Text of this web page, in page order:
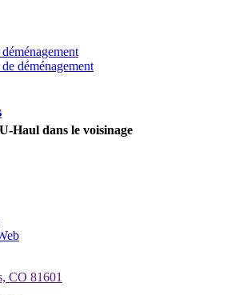
déménagement
Haul dans le voisinage
CO 81601